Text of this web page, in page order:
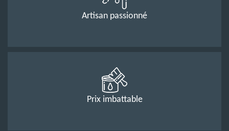
Artisan passionné
Prix imbattable